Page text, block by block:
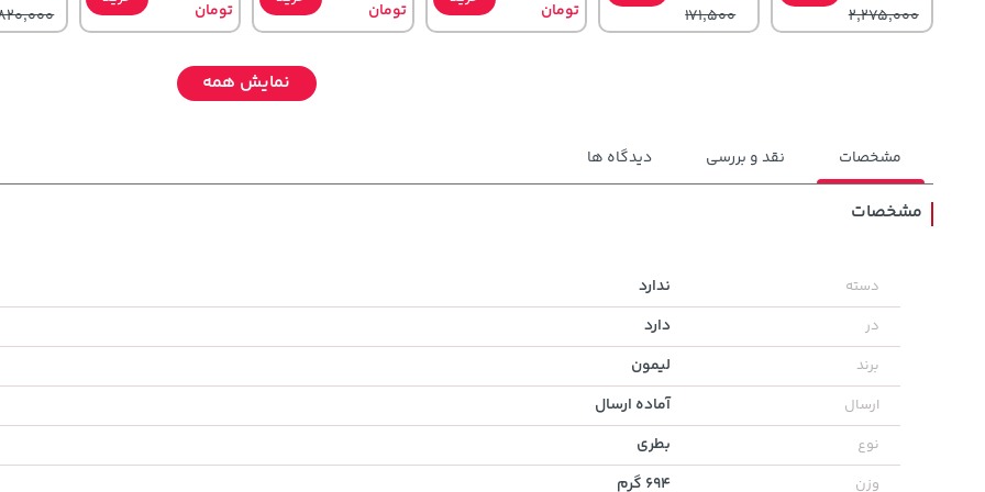
2,275,000
171,500
تومان
تومان
تومان
4,780,000
خرید
165,900
نمایش همه
مشخصات نقد و بررسی دیدگاه ها
مشخصات
دسته ندارد
در دارد
برند لیمون
ارسال آماده ارسال
نوع بطری
وزن 694 گرم